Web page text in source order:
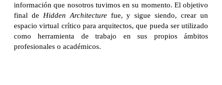
información que nosotros tuvimos en su momento. El objetivo
final de Hidden Architecturefue, y sigue siendo, crear un
espacio virtual crítico para arquitectos, que pueda ser utilizado
como herramienta de trabajo en sus propios ámbitos
profesionales o académicos.